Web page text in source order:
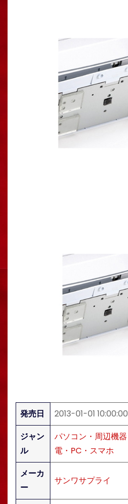
発売日
2013-01-01 10:00:00
ジャン
ル
パソコン・周辺機器
電・PC・スマホ
メーカ
ー
サンワサプライ